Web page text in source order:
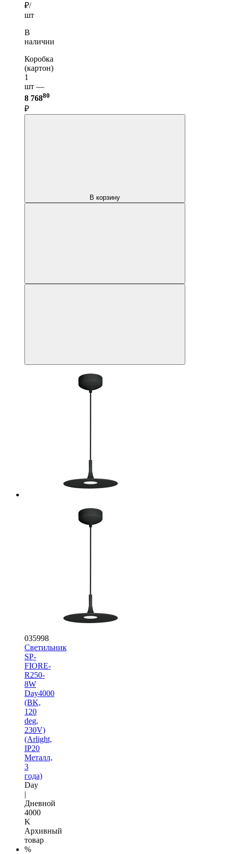
₽/
шт
В
наличии
Коробка
(картон)
1
шт —
8 76880
₽
В корзину
035998
Светильник
SP-
FIORE-
R250-
8W
Day4000
(BK,
120
deg,
230V)
(Arlight,
IP20
Металл,
3
года)
Day
|
Дневной
4000
K
Архивный
товар
%